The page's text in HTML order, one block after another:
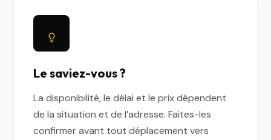
Le saviez-vous ?
La disponibilité, le délai et le prix dépendent
de la situation et de l’adresse. Faites-les
confirmer avant tout déplacement vers